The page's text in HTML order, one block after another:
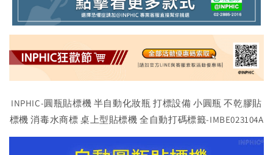
INPHIC-圓瓶貼標機 半自動化妝瓶 打標設備 小圓瓶 不乾膠貼
標機 消毒水商標 桌上型貼標機 全自動打碼標籤-IMBE023104A